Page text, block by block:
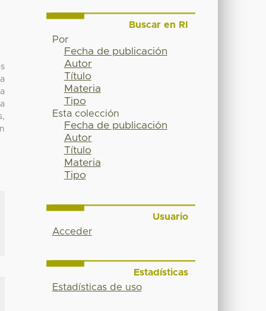
Buscar en RI
Por
Fecha de publicación
Autor
Título
Materia
Tipo
Esta colección
Fecha de publicación
Autor
Título
Materia
Tipo
Usuario
Acceder
Estadísticas
Estadísticas de uso